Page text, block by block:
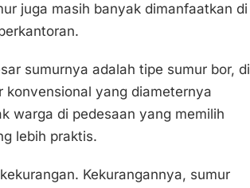
juga masih banyak dimanfaatkan di
sumurnya adalah tipe sumur bor, di
konvensional yang diameternya
warga di pedesaan yang memilih
lebih praktis.
Kekurangannya, sumur